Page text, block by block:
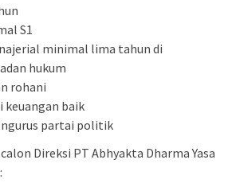
S1
minimal lima tahun di
hukum
rohani
baik
partai politik
Direksi PT Abhyakta Dharma Yasa